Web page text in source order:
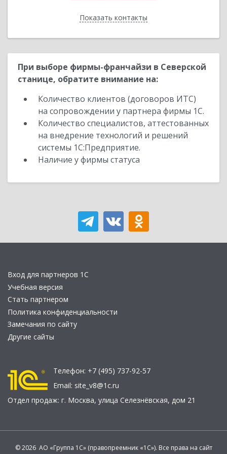
Показать контакты
Назад
При выборе фирмы-франчайзи в Северской
станице, обратите внимание на:
Количество клиентов (договоров ИТС)
на сопровождении у партнера фирмы 1С.
Количество специалистов, аттестованных
на внедрение технологий и решений
системы 1С:Предприятие.
Наличие у фирмы статуса
Вход для партнеров 1С
Учебная версия
Стать партнером
Политика конфиденциальности
Замечания по сайту
Другие сайты
Телефон: +7 (495) 737-92-57
Email: site_v8@1c.ru
Отдел продаж: г. Москва, улица Селезнёвская, дом 21
© 2026 АО «Группа 1С» (правопреемник «1С»). Все права на сайт